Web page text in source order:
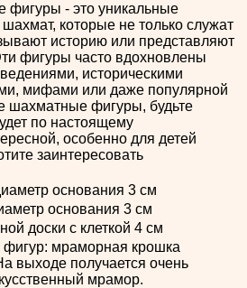
- это уникальные
которые не только служат
историю или представляют
фигуры часто вдохновлены
историческими
мифами или даже популярной
шахматные фигуры, будьте
по настоящему
особенно для детей
заинтересовать
основания 3 см
основания 3 см
доски с клеткой 4 см
мраморная крошка
выходе получается очень
мрамор.